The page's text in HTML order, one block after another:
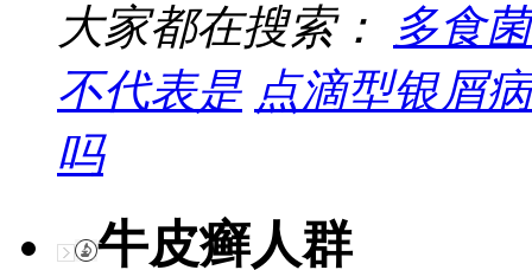
大家都在搜索：
多食
不代表是 点滴型银屑
吗
牛皮癣人群